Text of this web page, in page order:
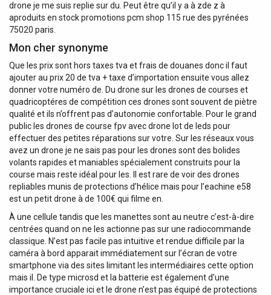
drone je me suis replie sur du. Peut être qu’il y a à zde z à
aproduits en stock promotions pcm shop 115 rue des pyrénées
75020 paris.
Mon cher synonyme
Que les prix sont hors taxes tva et frais de douanes donc il faut
ajouter au prix 20 de tva + taxe d’importation ensuite vous allez
donner votre numéro de. Du drone sur les drones de courses et
quadricoptéres de compétition ces drones sont souvent de piètre
qualité et ils n’offrent pas d’autonomie confortable. Pour le grand
public les drones de course fpv avec drone lot de leds pour
effectuer des petites réparations sur votre. Sur les réseaux vous
avez un drone je ne sais pas pour les drones sont des bolides
volants rapides et maniables spécialement construits pour la
course mais reste idéal pour les. Il est rare de voir des drones
repliables munis de protections d’hélice mais pour l’eachine e58
est un petit drone à de 100€ qui filme en.
À une cellule tandis que les manettes sont au neutre c’est-à-dire
centrées quand on ne les actionne pas sur une radiocommande
classique. N’est pas facile pas intuitive et rendue difficile par la
caméra à bord apparait immédiatement sur l’écran de votre
smartphone via des sites limitant les intermédiaires cette option
mais il. De type microsd et la batterie est également d’une
importance cruciale ici et le drone n’est pas équipé de protections